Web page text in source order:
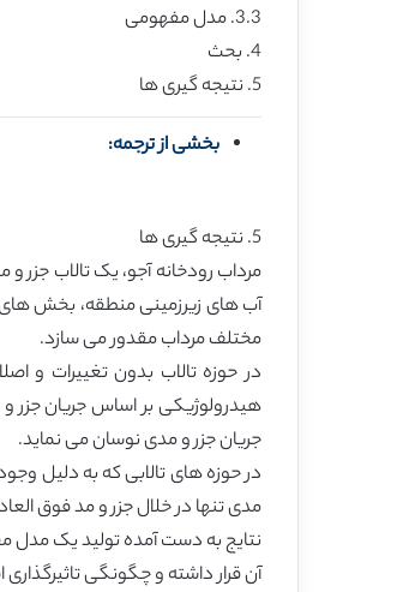
3.3. مدل مفهومی
4. بحث
5. نتیجه گیری ها
بخشی از ترجمه:
5. نتیجه گیری ها
مرداب رودخانه آجو، یک تالاب
آب های زیرزمینی منطقه، بخش های
مختلف مرداب مقدور می سازد.
هیدرولوژیکی بر اساس جریان
جریان جزر و مدی نوسان می نماید.
در حوزه های تالابی که به دلیل
مدی تنها در خلال جزر و مد فوق
نتایج به دست آمده تولید یک مدل
آن قرار داشته و چگونگی